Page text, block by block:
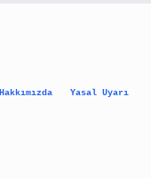
Hakkımızda Yasal Uyarı